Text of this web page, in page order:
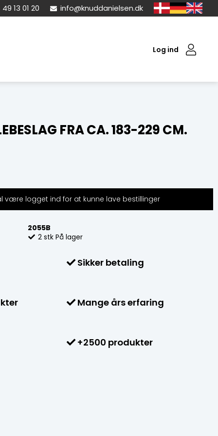
13 01 20 info@knuddanielsen.dk
Log ind
FRA CA. 183-229 CM.
være logget ind for at kunne lave bestillinger
2055B
2stk På lager
Sikker betaling
Mange års erfaring
+2500 produkter